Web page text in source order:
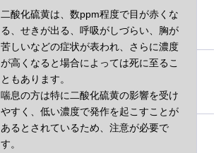
二酸化硫黄は、数ppm程度で目が赤くな
る、せきが出る、呼吸がしづらい、胸が
苦しいなどの症状が表われ、さらに濃度
が高くなると場合によっては死に至るこ
ともあります。
喘息の方は特に二酸化硫黄の影響を受け
やすく、低い濃度で発作を起こすことが
あるとされているため、注意が必要で
す。